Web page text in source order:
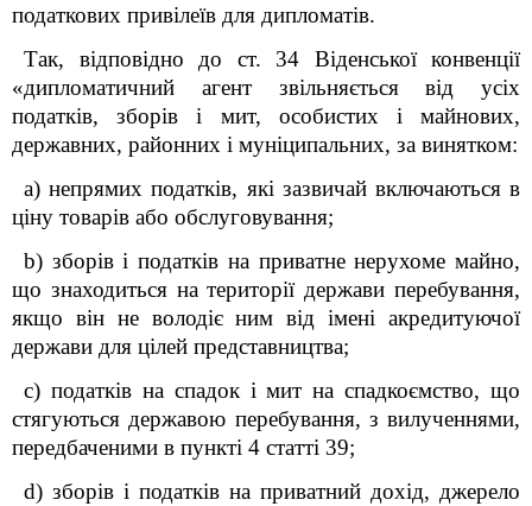
податкових привілеїв для дипломатів.
Так, відповідно до ст. 34 Віденської конвенції
«дипломатичний агент звільняється від усіх
податків, зборів і мит, особистих і майнових,
державних, районних і муніципальних, за винятком:
a) непрямих податків, які зазвичай включаються в
ціну товарів або обслуговування;
b) зборів і податків на приватне нерухоме майно,
що знаходиться на території держави перебування,
якщо він не володіє ним від імені акредитуючої
держави для цілей представництва;
c) податків на спадок і мит на спадкоємство, що
стягуються державою перебування, з вилученнями,
передбаченими в пункті 4 статті 39;
d) зборів і податків на приватний дохід, джерело